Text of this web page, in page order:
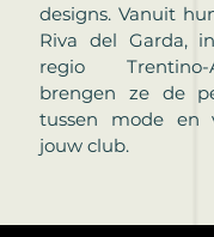
designs. Vanuit
Riva del Garda,
regio
brengen ze de
tussen mode en
jouw club.